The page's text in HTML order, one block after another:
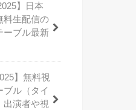
】日本
料生配信の
ーブル最新
】無料視
ブル（タイ
出演者や視